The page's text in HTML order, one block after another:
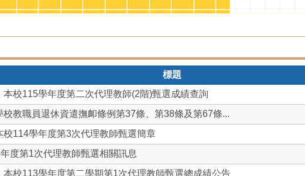
標題
本校115學年度第二次代理教師(2階)甄選成績查詢
校教職員退休資遣撫卹條例第37條、第38條及第67條...
校114學年度第3次代理教師甄選簡章
度第1次代理教師甄選相關訊息
本校113學年度第二學期第1次代理教師甄選總成績公告